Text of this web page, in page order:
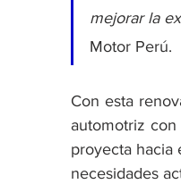
mejorar la
Motor Perú.
Con esta
automotriz
proyecta hacia
necesidades